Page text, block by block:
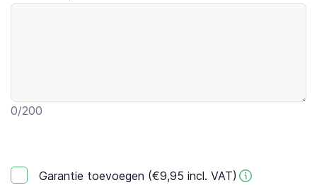
0/200
Garantie toevoegen (€9,95 incl. VAT)